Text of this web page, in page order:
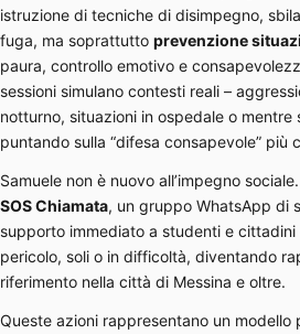
istruzione di tecniche di disimpegno,
fuga, ma soprattutto prevenzione
paura, controllo emotivo e
sessioni simulano contesti reali –
notturno, situazioni in ospedale o mentre
puntando sulla “difesa consapevole” più
Samuele non è nuovo all’impegno
SOS Chiamata, un gruppo WhatsApp di
supporto immediato a studenti e cittadini
pericolo, soli o in difficoltà, diventando
riferimento nella città di Messina e oltre.
Queste azioni rappresentano un modello